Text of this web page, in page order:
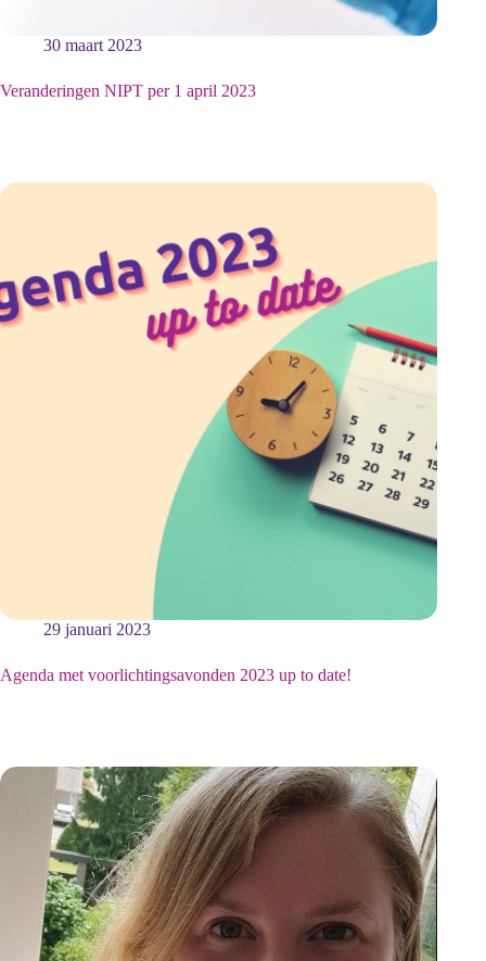
30 maart 2023
Veranderingen NIPT per 1 april 2023
29 januari 2023
Agenda met voorlichtingsavonden 2023 up to date!